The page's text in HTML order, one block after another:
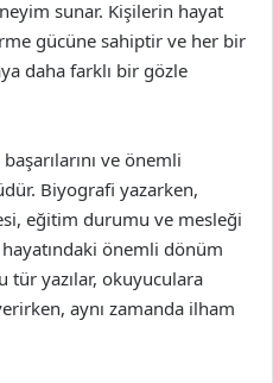
sunar. Kişilerin hayat
gücüne sahiptir ve her bir
daha farklı bir gözle
ve önemli
Biyografi yazarken,
eğitim durumu ve mesleği
önemli dönüm
tür yazılar, okuyuculara
aynı zamanda ilham